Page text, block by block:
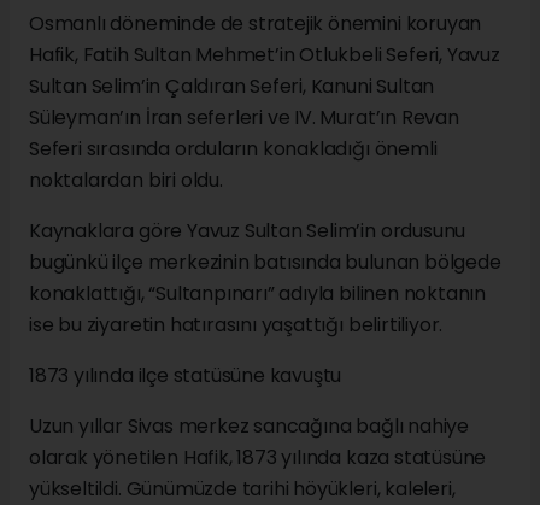
Osmanlı döneminde de stratejik önemini koruyan
Hafik, Fatih Sultan Mehmet’in Otlukbeli Seferi, Yavuz
Sultan Selim’in Çaldıran Seferi, Kanuni Sultan
Süleyman’ın İran seferleri ve IV. Murat’ın Revan
Seferi sırasında orduların konakladığı önemli
noktalardan biri oldu.
Kaynaklara göre Yavuz Sultan Selim’in ordusunu
bugünkü ilçe merkezinin batısında bulunan bölgede
konaklattığı, “Sultanpınarı” adıyla bilinen noktanın
ise bu ziyaretin hatırasını yaşattığı belirtiliyor.
1873 yılında ilçe statüsüne kavuştu
Uzun yıllar Sivas merkez sancağına bağlı nahiye
olarak yönetilen Hafik, 1873 yılında kaza statüsüne
yükseltildi. Günümüzde tarihi höyükleri, kaleleri,